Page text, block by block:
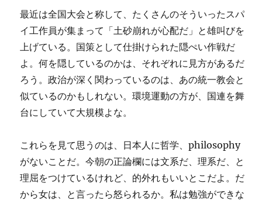
最近は全国大会と称して、たくさんのそういったスパ
イ工作員が集まって「土砂崩れが心配だ」と雄叫びを
上げている。国策として仕掛けられた隠ぺい作戦だ
よ。何を隠しているのかは、それぞれに見方があるだ
ろう。政治が深く関わっているのは、あの統一教会と
似ているのかもしれない。環境運動の方が、国連を舞
台にしていて大規模よな。
これらを見て思うのは、日本人に哲学、philosophy
がないことだ。今朝の正論欄には文系だ、理系だ、と
理屈をつけているけれど、的外れもいいとこだよ。だ
から女は、と言ったら怒られるか。私は勉強ができな